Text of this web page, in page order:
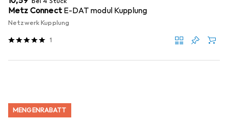
Metz Connect E-DAT modul Kupplung
Netzwerk Kupplung
1
MENGENRABATT